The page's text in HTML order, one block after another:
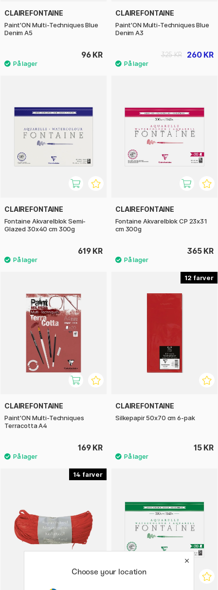
CLAIREFONTAINE
Paint'ON Multi-Techniques Blue
Denim A5
96 KR
CLAIREFONTAINE
Paint'ON Multi-Techniques Blue
Denim A3
260 KR
325 KR
CLAIREFONTAINE
Fontaine Akvarelblok Semi-
Glazed 30x40 cm 300g
619 KR
CLAIREFONTAINE
Fontaine Akvarelblok CP 23x31
cm 300g
365 KR
CLAIREFONTAINE
Paint'ON Multi-Techniques
Terracotta A4
169 KR
12
CLAIREFONTAINE
Silkepapir 50x70 cm 6-pak
15 KR
14
Choose your location